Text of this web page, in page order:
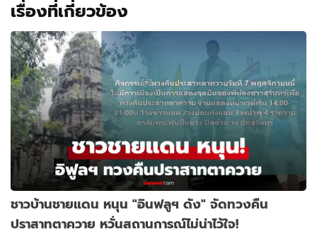
เรื่องที่เกี่ยวข้อง
ชาวบ้านชายแดน หนุน "อินฟลูฯ ดัง" จัดทวงคืน
ปราสาทตาควาย หวั่นสถานการณ์ไม่น่าไว้ใจ!